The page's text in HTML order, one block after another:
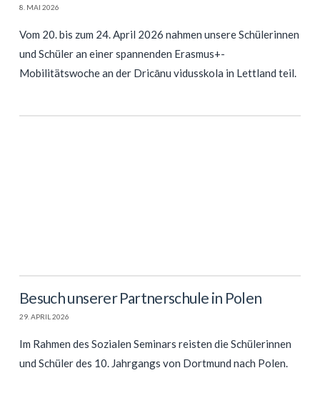
8. MAI 2026
Vom 20. bis zum 24. April 2026 nahmen unsere Schülerinnen
und Schüler an einer spannenden Erasmus+-
Mobilitätswoche an der Dricānu vidusskola in Lettland teil.
Besuch unserer Partnerschule in Polen
29. APRIL 2026
Im Rahmen des Sozialen Seminars reisten die Schülerinnen
und Schüler des 10. Jahrgangs von Dortmund nach Polen.